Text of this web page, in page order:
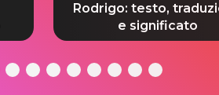
Rodrigo: testo,
e significato